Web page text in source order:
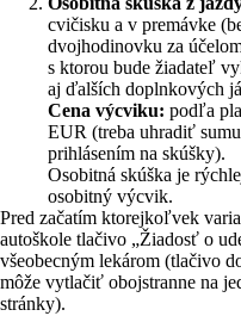
cvičisku a v premávke
dvojhodinovku za
s ktorou bude žiadateľ
aj ďalších doplnkových
Cena výcviku: podľa
EUR (treba uhradiť
prihlásením na skúšky).
Osobitná skúška je
osobitný výcvik.
Pred začatím ktorejkoľvek
autoškole tlačivo „Žiadosť o
všeobecným lekárom (tlačivo
môže vytlačiť obojstranne na
stránky).